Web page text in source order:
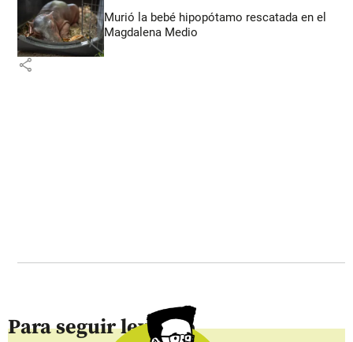
Murió la bebé hipopótamo rescatada en el
Magdalena Medio
share
Para seguir leyendo